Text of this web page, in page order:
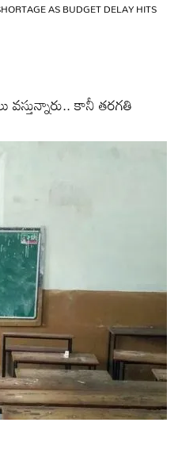
AS BUDGET DELAY HITS
వస్తున్నారు.. కానీ తరగతి